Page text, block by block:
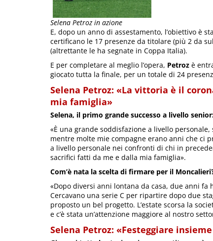
Selena Petroz in azione
E, dopo un anno di assestamento, l’obiettivo è
certificano le 17 presenze da titolare (più 2 da
(altrettante le ha segnate in Coppa Italia).
E per completare al meglio l’opera, Petroz è
giocato tutta la finale, per un totale di 24
Selena Petroz: «La vittoria è il
mia famiglia»
Selena, il primo grande successo a livello
«È una grande soddisfazione a livello
mentre molte mie compagne erano anni che ci
a livello personale nei confronti di chi in
sacrifici fatti da me e dalla mia famiglia».
Com’è nata la scelta di firmare per il
«Dopo diversi anni lontana da casa, due anni
Cercavano una serie C per ripartire dopo due
proposto un bel progetto. L’estate scorsa la
e c’è stata un’attenzione maggiore al nostro
Selena Petroz: «Festeggiare